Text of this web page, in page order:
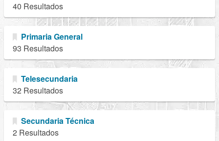
40 Resultados
Primaria General
93 Resultados
Telesecundaria
32 Resultados
Secundaria Técnica
2 Resultados